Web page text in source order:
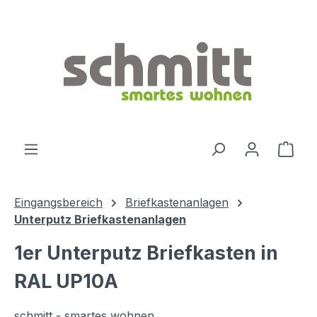
Eingangsbereich
Briefkastenanlagen
Unterputz Briefkastenanlagen
1er Unterputz Briefkasten in
RAL UP10A